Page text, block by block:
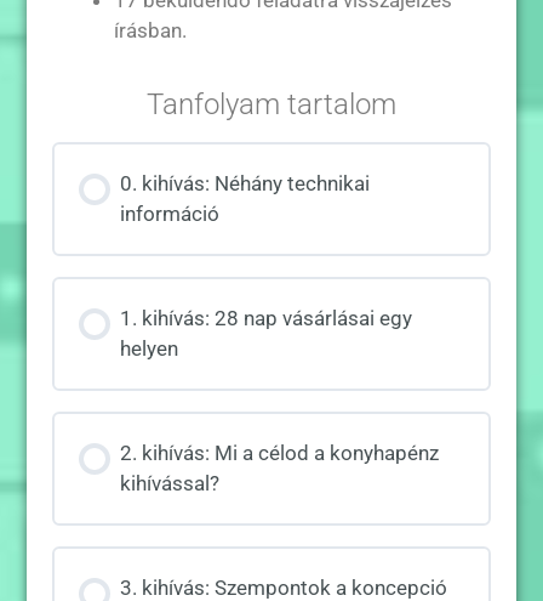
írásban.
Tanfolyam tartalom
0. kihívás: Néhány technikai
információ
1. kihívás: 28 nap vásárlásai egy
helyen
2. kihívás: Mi a célod a konyhapénz
kihívással?
3. kihívás: Szempontok a koncepció